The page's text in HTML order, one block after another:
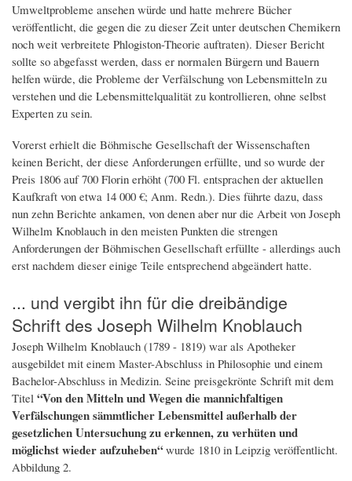
Umweltprobleme ansehen würde und hatte mehrere Bücher
veröffentlicht, die gegen die zu dieser Zeit unter deutschen Chemikern
noch weit verbreitete Phlogiston-Theorie auftraten). Dieser Bericht
sollte so abgefasst werden, dass er normalen Bürgern und Bauern
helfen würde, die Probleme der Verfälschung von Lebensmitteln zu
verstehen und die Lebensmittelqualität zu kontrollieren, ohne selbst
Experten zu sein.
Vorerst erhielt die Böhmische Gesellschaft der Wissenschaften
keinen Bericht, der diese Anforderungen erfüllte, und so wurde der
Preis 1806 auf 700 Florin erhöht (700 Fl. entsprachen der aktuellen
Kaufkraft von etwa 14 000 €; Anm. Redn.). Dies führte dazu, dass
nun zehn Berichte ankamen, von denen aber nur die Arbeit von Joseph
Wilhelm Knoblauch in den meisten Punkten die strengen
Anforderungen der Böhmischen Gesellschaft erfüllte - allerdings auch
erst nachdem dieser einige Teile entsprechend abgeändert hatte.
... und vergibt ihn für die dreibändige
Schrift des Joseph Wilhelm Knoblauch
Joseph Wilhelm Knoblauch (1789 - 1819) war als Apotheker
ausgebildet mit einem Master-Abschluss in Philosophie und einem
Bachelor-Abschluss in Medizin. Seine preisgekrönte Schrift mit dem
Titel “Von den Mitteln und Wegen die mannichfaltigen
Verfälschungen sämmtlicher Lebensmittel außerhalb der
gesetzlichen Untersuchung zu erkennen, zu verhüten und
möglichst wieder aufzuheben“wurde 1810 in Leipzig veröffentlicht.
Abbildung 2.